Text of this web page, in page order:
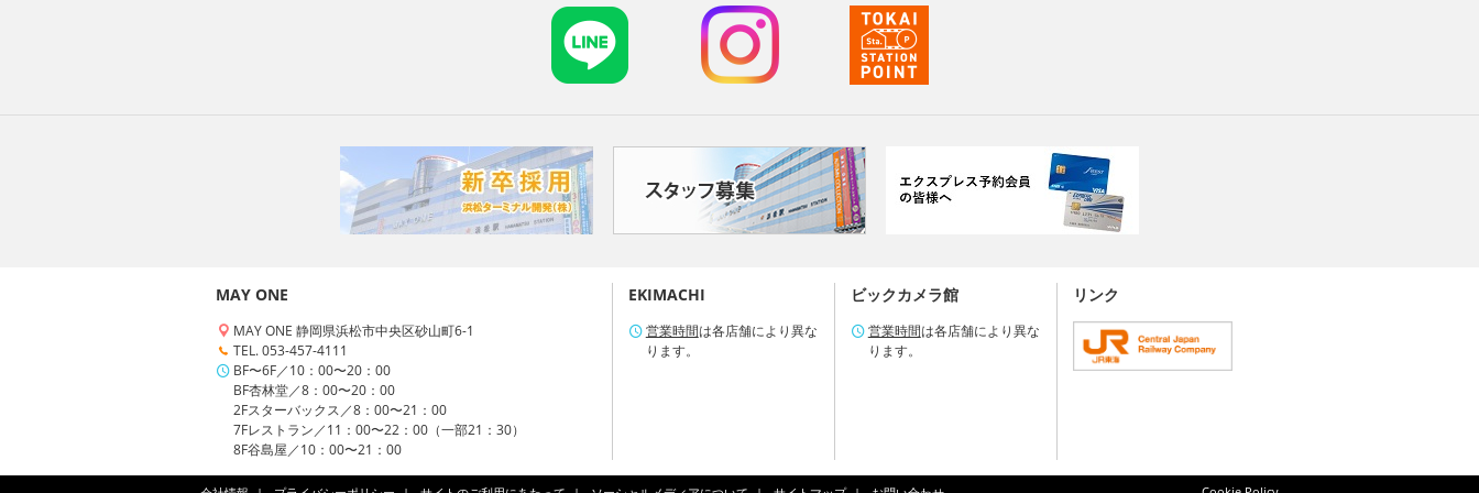
MAY ONE
MAY ONE 静岡県浜松市中央区砂山町6-1
TEL. 053-457-4111
BF〜6F／10：00〜20：00
BF杏林堂／8：00〜20：00
2Fスターバックス／8：00〜21：00
7Fレストラン／11：00〜22：00（一部21：30）
8F谷島屋／10：00〜21：00
EKIMACHI
営業時間は各店舗により異な
ります。
ビックカメラ館
営業時間は各店舗により異な
ります。
リンク